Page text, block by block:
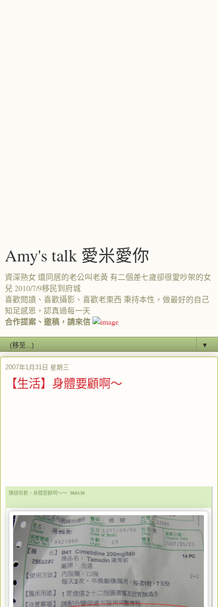
Amy's talk 愛米愛你
資深熟女 還同居的老公叫老黃 有二個差七歲卻很愛吵架的女
兒 2010/7/9移民到府城
喜歡閱讀、喜歡攝影、喜歡老東西 秉持本性，做最好的自己
知足感恩，認真過每一天
合作提案、邀稿，請來信
▼
2007年1月31日 星期三
【生活】身體要顧啊～
賺錢有數，身體要顧啊～～ 960130